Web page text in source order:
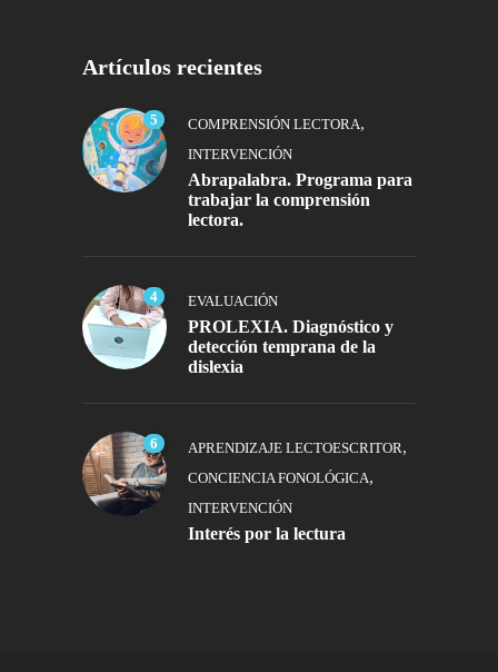
Artículos recientes
5 COMPRENSIÓN LECTORA,
INTERVENCIÓN
Abrapalabra. Programa para
trabajar la comprensión
lectora.
4 EVALUACIÓN
PROLEXIA. Diagnóstico y
detección temprana de la
dislexia
6 APRENDIZAJE LECTOESCRITOR,
CONCIENCIA FONOLÓGICA,
INTERVENCIÓN
Interés por la lectura